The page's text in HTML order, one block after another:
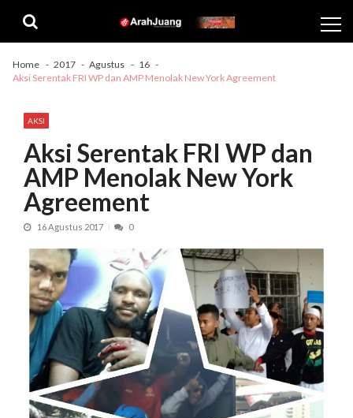
navigation
content
Home 2017 Agustus
16
Aksi Serentak FRI WP dan AMP Menolak New York Agreement
AKSI
Aksi Serentak FRI WP dan
AMP Menolak New York
Agreement
16 Agustus 2017 0